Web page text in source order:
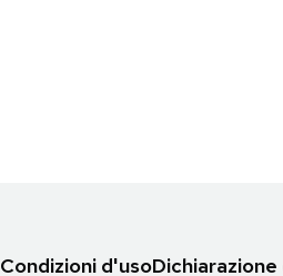
Condizioni d'uso